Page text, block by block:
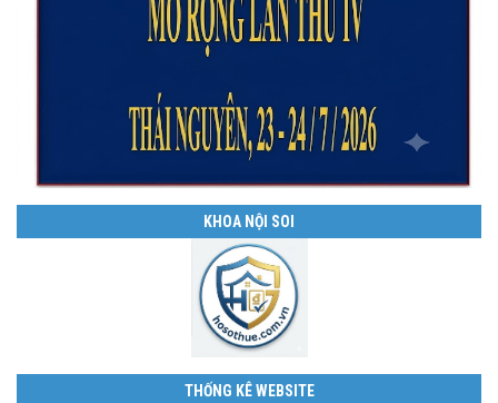
KHOA NỘI SOI
THỐNG KÊ WEBSITE